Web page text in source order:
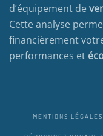
d’équipement de
Cette analyse
financièrement
performances et
MENTIONS LÉGALES